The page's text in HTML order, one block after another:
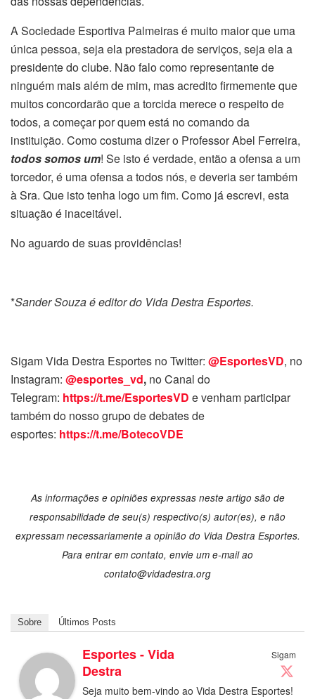
A Sociedade Esportiva Palmeiras é muito maior que uma
única pessoa, seja ela prestadora de serviços, seja ela a
presidente do clube. Não falo como representante de
ninguém mais além de mim, mas acredito firmemente que
muitos concordarão que a torcida merece o respeito de
todos, a começar por quem está no comando da
instituição. Como costuma dizer o Professor Abel Ferreira,
todos somos um! Se isto é verdade, então a ofensa a um
torcedor, é uma ofensa a todos nós, e deveria ser também
à Sra. Que isto tenha logo um fim. Como já escrevi, esta
situação é inaceitável.
No aguardo de suas providências!
*Sander Souza é editor do Vida Destra Esportes.
Sigam Vida Destra Esportes no Twitter: @EsportesVD, no
Instagram: @esportes_vd, no Canal do
Telegram: https://t.me/EsportesVD e venham participar
também do nosso grupo de debates de
esportes: https://t.me/BotecoVDE
As informações e opiniões expressas neste artigo são de
responsabilidade de seu(s) respectivo(s) autor(es), e não
expressam necessariamente a opinião do Vida Destra Esportes.
Para entrar em contato, envie um e-mail ao
contato@vidadestra.org
Sobre Últimos Posts
Sigam
Esportes - Vida
Destra
Seja muito bem-vindo ao Vida Destra Esportes!